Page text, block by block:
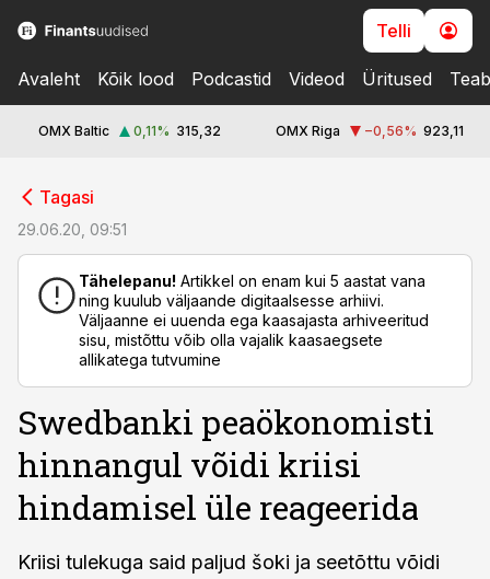
Telli
Avaleht Kõik lood Podcastid Videod Üritused
OMX Baltic 0,11% 315,32 OMX Riga −0,56% 923,11
Tagasi
29.06.20, 09:51
Tähelepanu! Artikkel on enam kui 5 aastat vana
ning kuulub väljaande digitaalsesse arhiivi.
Väljaanne ei uuenda ega kaasajasta arhiveeritud
sisu, mistõttu võib olla vajalik kaasaegsete
allikatega tutvumine
Swedbanki peaökonomisti
hinnangul võidi kriisi
hindamisel üle reageerida
Kriisi tulekuga said paljud šoki ja seetõttu võidi